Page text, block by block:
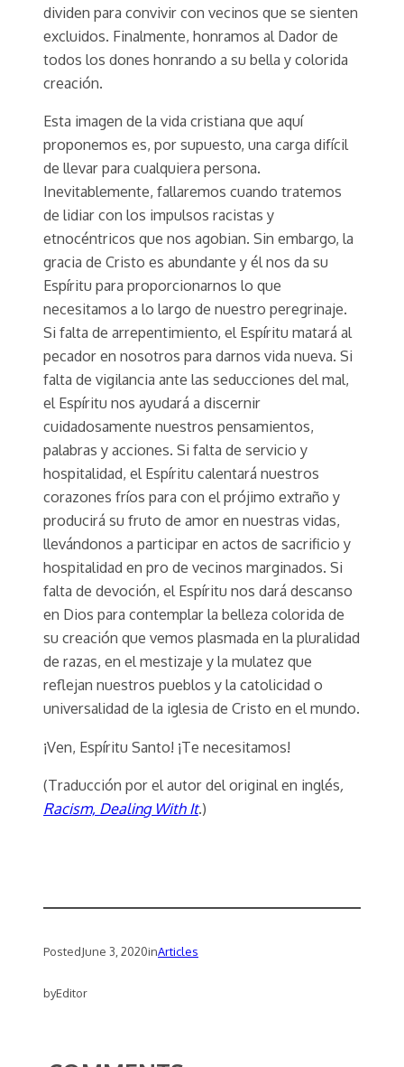
dividen para convivir con vecinos que se sienten
excluidos. Finalmente, honramos al Dador de
todos los dones honrando a su bella y colorida
creación.
Esta imagen de la vida cristiana que aquí
proponemos es, por supuesto, una carga difícil
de llevar para cualquiera persona.
Inevitablemente, fallaremos cuando tratemos
de lidiar con los impulsos racistas y
etnocéntricos que nos agobian. Sin embargo, la
gracia de Cristo es abundante y él nos da su
Espíritu para proporcionarnos lo que
necesitamos a lo largo de nuestro peregrinaje.
Si falta de arrepentimiento, el Espíritu matará al
pecador en nosotros para darnos vida nueva. Si
falta de vigilancia ante las seducciones del mal,
el Espíritu nos ayudará a discernir
cuidadosamente nuestros pensamientos,
palabras y acciones. Si falta de servicio y
hospitalidad, el Espíritu calentará nuestros
corazones fríos para con el prójimo extraño y
producirá su fruto de amor en nuestras vidas,
llevándonos a participar en actos de sacrificio y
hospitalidad en pro de vecinos marginados. Si
falta de devoción, el Espíritu nos dará descanso
en Dios para contemplar la belleza colorida de
su creación que vemos plasmada en la pluralidad
de razas, en el mestizaje y la mulatez que
reflejan nuestros pueblos y la catolicidad o
universalidad de la iglesia de Cristo en el mundo.
¡Ven, Espíritu Santo! ¡Te necesitamos!
(Traducción por el autor del original en inglés,
Racism, Dealing With It.)
PostedJune 3, 2020inArticles
byEditor